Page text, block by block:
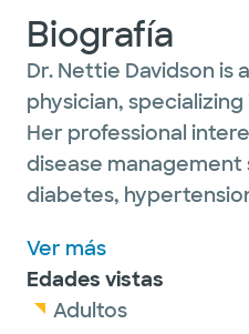
Biografía
Dr. Nettie Davidson
physician,
Her professional
disease management
diabetes,
pulmonary disease,
obesity and
disease.
Ver más
Edades vistas
Adultos